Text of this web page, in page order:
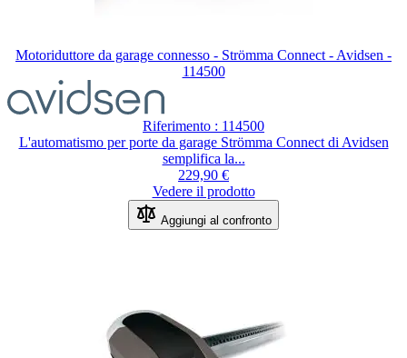
Motoriduttore da garage connesso - Strömma Connect - Avidsen -
114500
Riferimento : 114500
L'automatismo per porte da garage Strömma Connect di Avidsen
semplifica la...
229,90 €
Vedere il prodotto
Aggiungi al confronto